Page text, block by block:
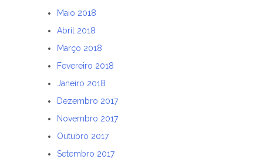
Maio 2018
Abril 2018
Março 2018
Fevereiro 2018
Janeiro 2018
Dezembro 2017
Novembro 2017
Outubro 2017
Setembro 2017